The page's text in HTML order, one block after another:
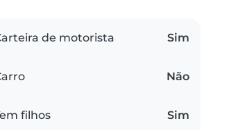
de motorista Sim
Não
filhos Sim